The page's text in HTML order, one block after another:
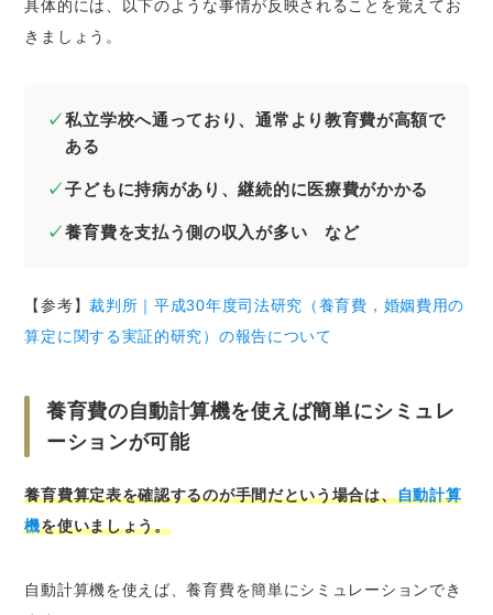
具体的には、以下のような事情が反映されることを覚えてお
きましょう。
私立学校へ通っており、通常より教育費が高額で
ある
子どもに持病があり、継続的に医療費がかかる
養育費を支払う側の収入が多い など
【参考】裁判所｜平成30年度司法研究（養育費，婚姻費用の
算定に関する実証的研究）の報告について
養育費の自動計算機を使えば簡単にシミュレ
ーションが可能
養育費算定表を確認するのが手間だという場合は、自動計算
機を使いましょう。
自動計算機を使えば、養育費を簡単にシミュレーションでき